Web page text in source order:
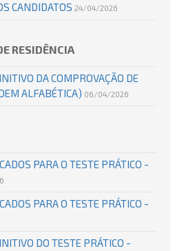
CANDIDATOS 24/04/2026
RESIDÊNCIA
DA COMPROVAÇÃO DE
ALFABÉTICA) 06/04/2026
PARA O TESTE PRÁTICO -
PARA O TESTE PRÁTICO -
DO TESTE PRÁTICO -